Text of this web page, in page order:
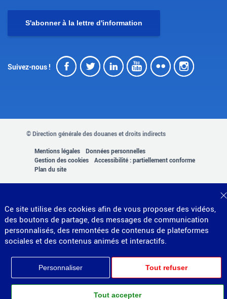
Ce site utilise des cookies afin de vous proposer des vidéos,
des boutons de partage, des messages de communication
personnalisés, des remontées de contenus de plateformes
sociales et des contenus animés et interactifs.
Personnaliser Tout refuser
Tout accepter
S'abonner à la lettre d'information
Suivez-nous ! Facebook
Twitter
LinkedIn
Youtube
Flickr
© Direction générale des douanes et droits indirects
MENU
PIED
PAGE
Mentions légales
Données personnelles
Gestion des cookies
Accessibilité : partiellement conforme
Plan du site
Partenariats